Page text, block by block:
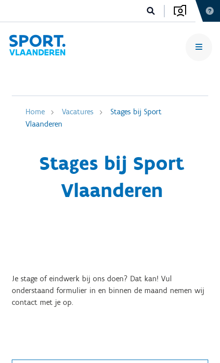
Home Vacatures
Stages bij Sport
Vlaanderen
Stages bij Sport
Vlaanderen
Je stage of eindwerk bij ons doen? Dat kan! Vul
onderstaand formulier in en binnen de maand nemen wij
contact met je op.